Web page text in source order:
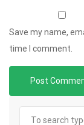
Save my name,
time I comment.